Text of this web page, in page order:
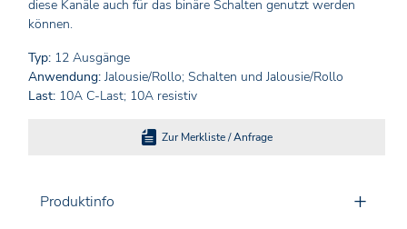
diese Kanäle auch für das binäre Schalten genutzt werden
können.
Typ: 12 Ausgänge
Anwendung: Jalousie/Rollo; Schalten und Jalousie/Rollo
Last: 10A C-Last; 10A resistiv
Zur Merkliste / Anfrage
Produktinfo